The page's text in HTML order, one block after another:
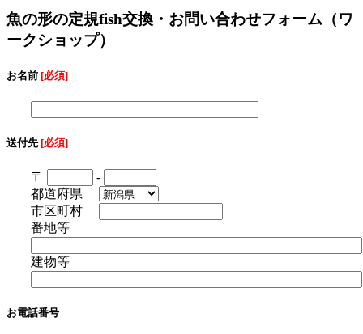
魚の形の定規fish交換・お問い合わせフォーム（ワ
ークショップ）
お名前 [必須]
送付先 [必須]
〒
-
都道府県
市区町村
番地等
建物等
お電話番号